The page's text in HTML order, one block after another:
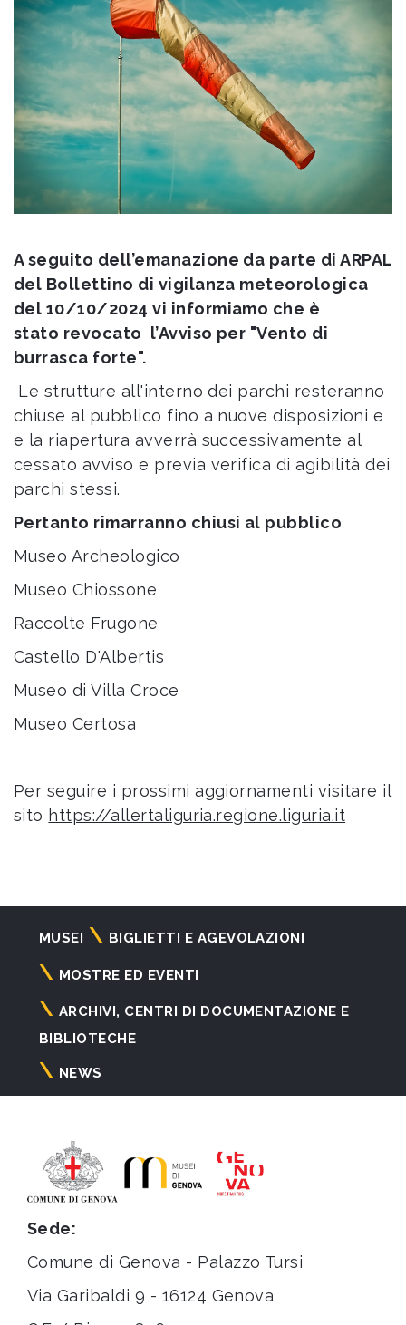
A seguito dell’emanazione da parte di ARPAL
del Bollettino di vigilanza meteorologica
del 10/10/2024 vi informiamo che è
stato revocato l’Avviso per "Vento di
burrasca forte".
Le strutture all'interno dei parchi resteranno
chiuse al pubblico fino a nuove disposizioni e
e la riapertura avverrà successivamente al
cessato avviso e previa verifica di agibilità dei
parchi stessi.
Pertanto rimarranno chiusi al pubblico
Museo Archeologico
Museo Chiossone
Raccolte Frugone
Castello D'Albertis
Museo di Villa Croce
Museo Certosa
Per seguire i prossimi aggiornamenti visitare il
sito https://allertaliguria.regione.liguria.it
Navigazione
principale
MUSEI BIGLIETTI E AGEVOLAZIONI
MOSTRE ED EVENTI
ARCHIVI, CENTRI DI DOCUMENTAZIONE E
BIBLIOTECHE
NEWS
Sede:
Comune di Genova - Palazzo Tursi
Via Garibaldi 9 - 16124 Genova